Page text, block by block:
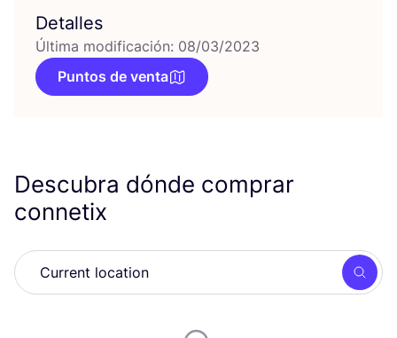
Detalles
Última modificación: 08/03/2023
Puntos de venta
Descubra dónde comprar
connetix